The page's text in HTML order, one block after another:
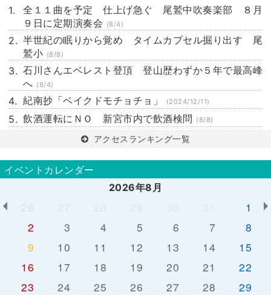
全１１曲を予定 仕上げ急ぐ 尾鷲中吹奏楽部 ８月
９日に定期演奏会 (8/4)
半世紀の眠りから覚め タイムカプセル掘り出す 尾
鷲小 (8/8)
石川さんエベレスト登頂 登山歴わずか５年で最高峰
へ (8/4)
紀南抄「ベイクドモチョチョ」 (2024/12/11)
飲酒運転にＮＯ 新宮市内で飲酒検問 (8/8)
アクセスランキング一覧
イベントカレンダー
2026年8月
26
1
2
3 4 5 6 7
8
9
10 11 12 13 14
15
16
17 18 19 20 21
22
23
24 25 26 27 28
29